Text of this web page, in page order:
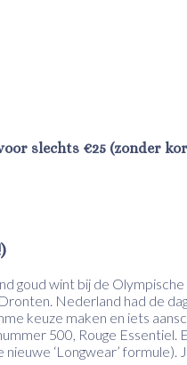
slechts €25 (zonder
goud wint bij de
Nederland had de
keuze maken en iets
500, Rouge Essentiel.
‘Longwear’ formule).